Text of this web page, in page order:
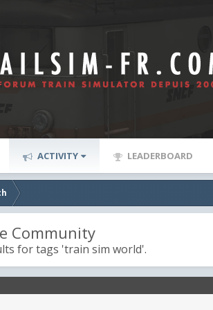
ACTIVITY LEADERBOARD
Community
for tags 'train sim world'.